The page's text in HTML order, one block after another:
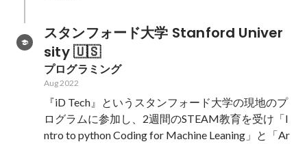
スタンフォード大学 Stanford Univer
sity 🇺🇸
プログラミング
Aug 2022
『iD Tech』というスタンフォード大学の現地のプ
ログラムに参加し、2週間のSTEAM教育を受け「I
ntro to python Coding for Machine Leaning」と「Ar